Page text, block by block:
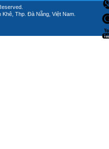
Thp. Đà Nẵng, Việt Nam.